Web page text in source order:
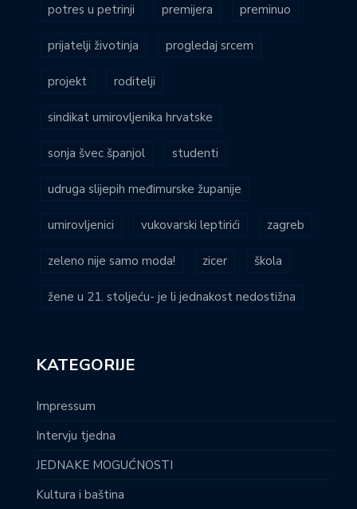
potres u petrinji premijera preminuo
prijatelji životinja progledaj srcem
projekt roditelji
sindikat umirovljenika hrvatske
sonja švec španjol studenti
udruga slijepih međimurske županije
umirovljenici vukovarski leptirići zagreb
zeleno nije samo moda! zicer škola
žene u 21. stoljeću- je li jednakost nedostižna
KATEGORIJE
Impressum
Intervju tjedna
JEDNAKE MOGUĆNOSTI
Kultura i baština